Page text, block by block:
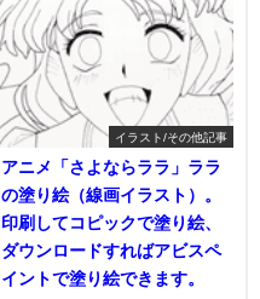
イラスト/その他記事
アニメ「さよならララ」ララ
の塗り絵（線画イラスト）。
印刷してコピックで塗り絵、
ダウンロードすればアビスペ
イントで塗り絵できます。